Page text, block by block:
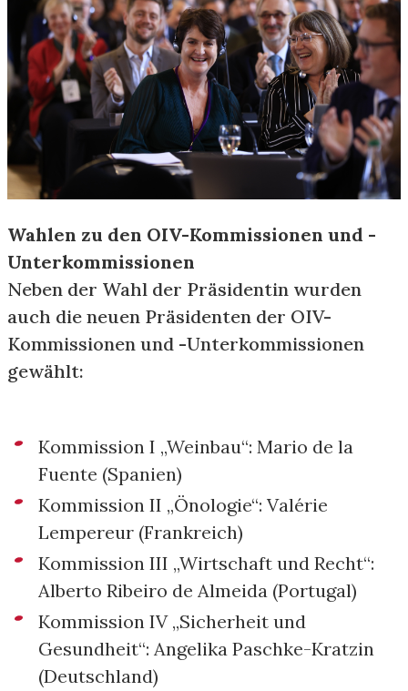
Wahlen zu den OIV-Kommissionen und -
Unterkommissionen
Neben der Wahl der Präsidentin wurden
auch die neuen Präsidenten der OIV-
Kommissionen und -Unterkommissionen
gewählt:
Kommission I „Weinbau“: Mario de la
Fuente (Spanien)
Kommission II „Önologie“: Valérie
Lempereur (Frankreich)
Kommission III „Wirtschaft und Recht“:
Alberto Ribeiro de Almeida (Portugal)
Kommission IV „Sicherheit und
Gesundheit“: Angelika Paschke-Kratzin
(Deutschland)